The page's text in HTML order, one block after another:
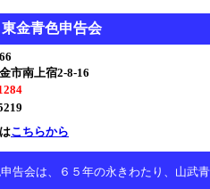
東金青色申告会
市南上宿2-8-16
こちらから
申告会は、６５年の永きわたり、山武